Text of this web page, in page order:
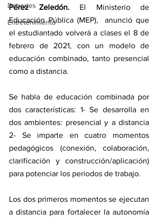
Deportes
Entretenimiento
Pérez Zeledón. El Ministerio de
Educación Pública (MEP),  anunció que
el estudiantado volverá a clases el 8 de
febrero de 2021, con un modelo de
educación combinado, tanto presencial
como a distancia.
Se habla de educación combinada por
dos características: 1- Se desarrolla en
dos ambientes: presencial y a distancia
2- Se imparte en cuatro momentos
pedagógicos (conexión, colaboración,
clarificación y construcción/aplicación)
para potenciar los periodos de trabajo.
Los dos primeros momentos se ejecutan
a distancia para fortalecer la autonomía